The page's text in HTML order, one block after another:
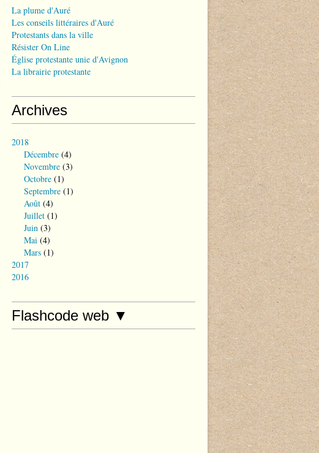
La plume d'Auré
Les conseils littéraires d'Auré
Protestants dans la ville
Résister On Line
Église protestante unie d'Avignon
La librairie protestante
Archives
2018
Décembre (4)
Novembre (3)
Octobre (1)
Septembre (1)
Août (4)
Juillet (1)
Juin (3)
Mai (4)
Mars (1)
2017
2016
Flashcode web ▼